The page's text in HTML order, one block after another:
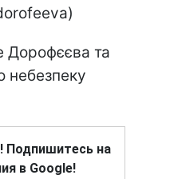
Дорофєєва та
небезпеку
Подпишитесь на
в Google!